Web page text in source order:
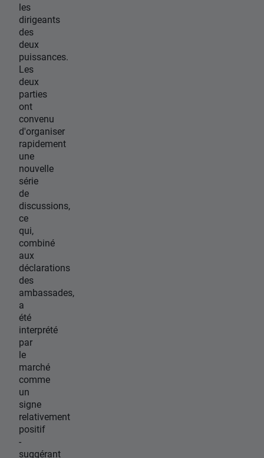
les
dirigeants
des
deux
puissances.
Les
deux
parties
ont
convenu
d'organiser
rapidement
une
nouvelle
série
de
discussions,
ce
qui,
combiné
aux
déclarations
des
ambassades,
a
été
interprété
par
le
marché
comme
un
signe
relativement
positif
-
suggérant